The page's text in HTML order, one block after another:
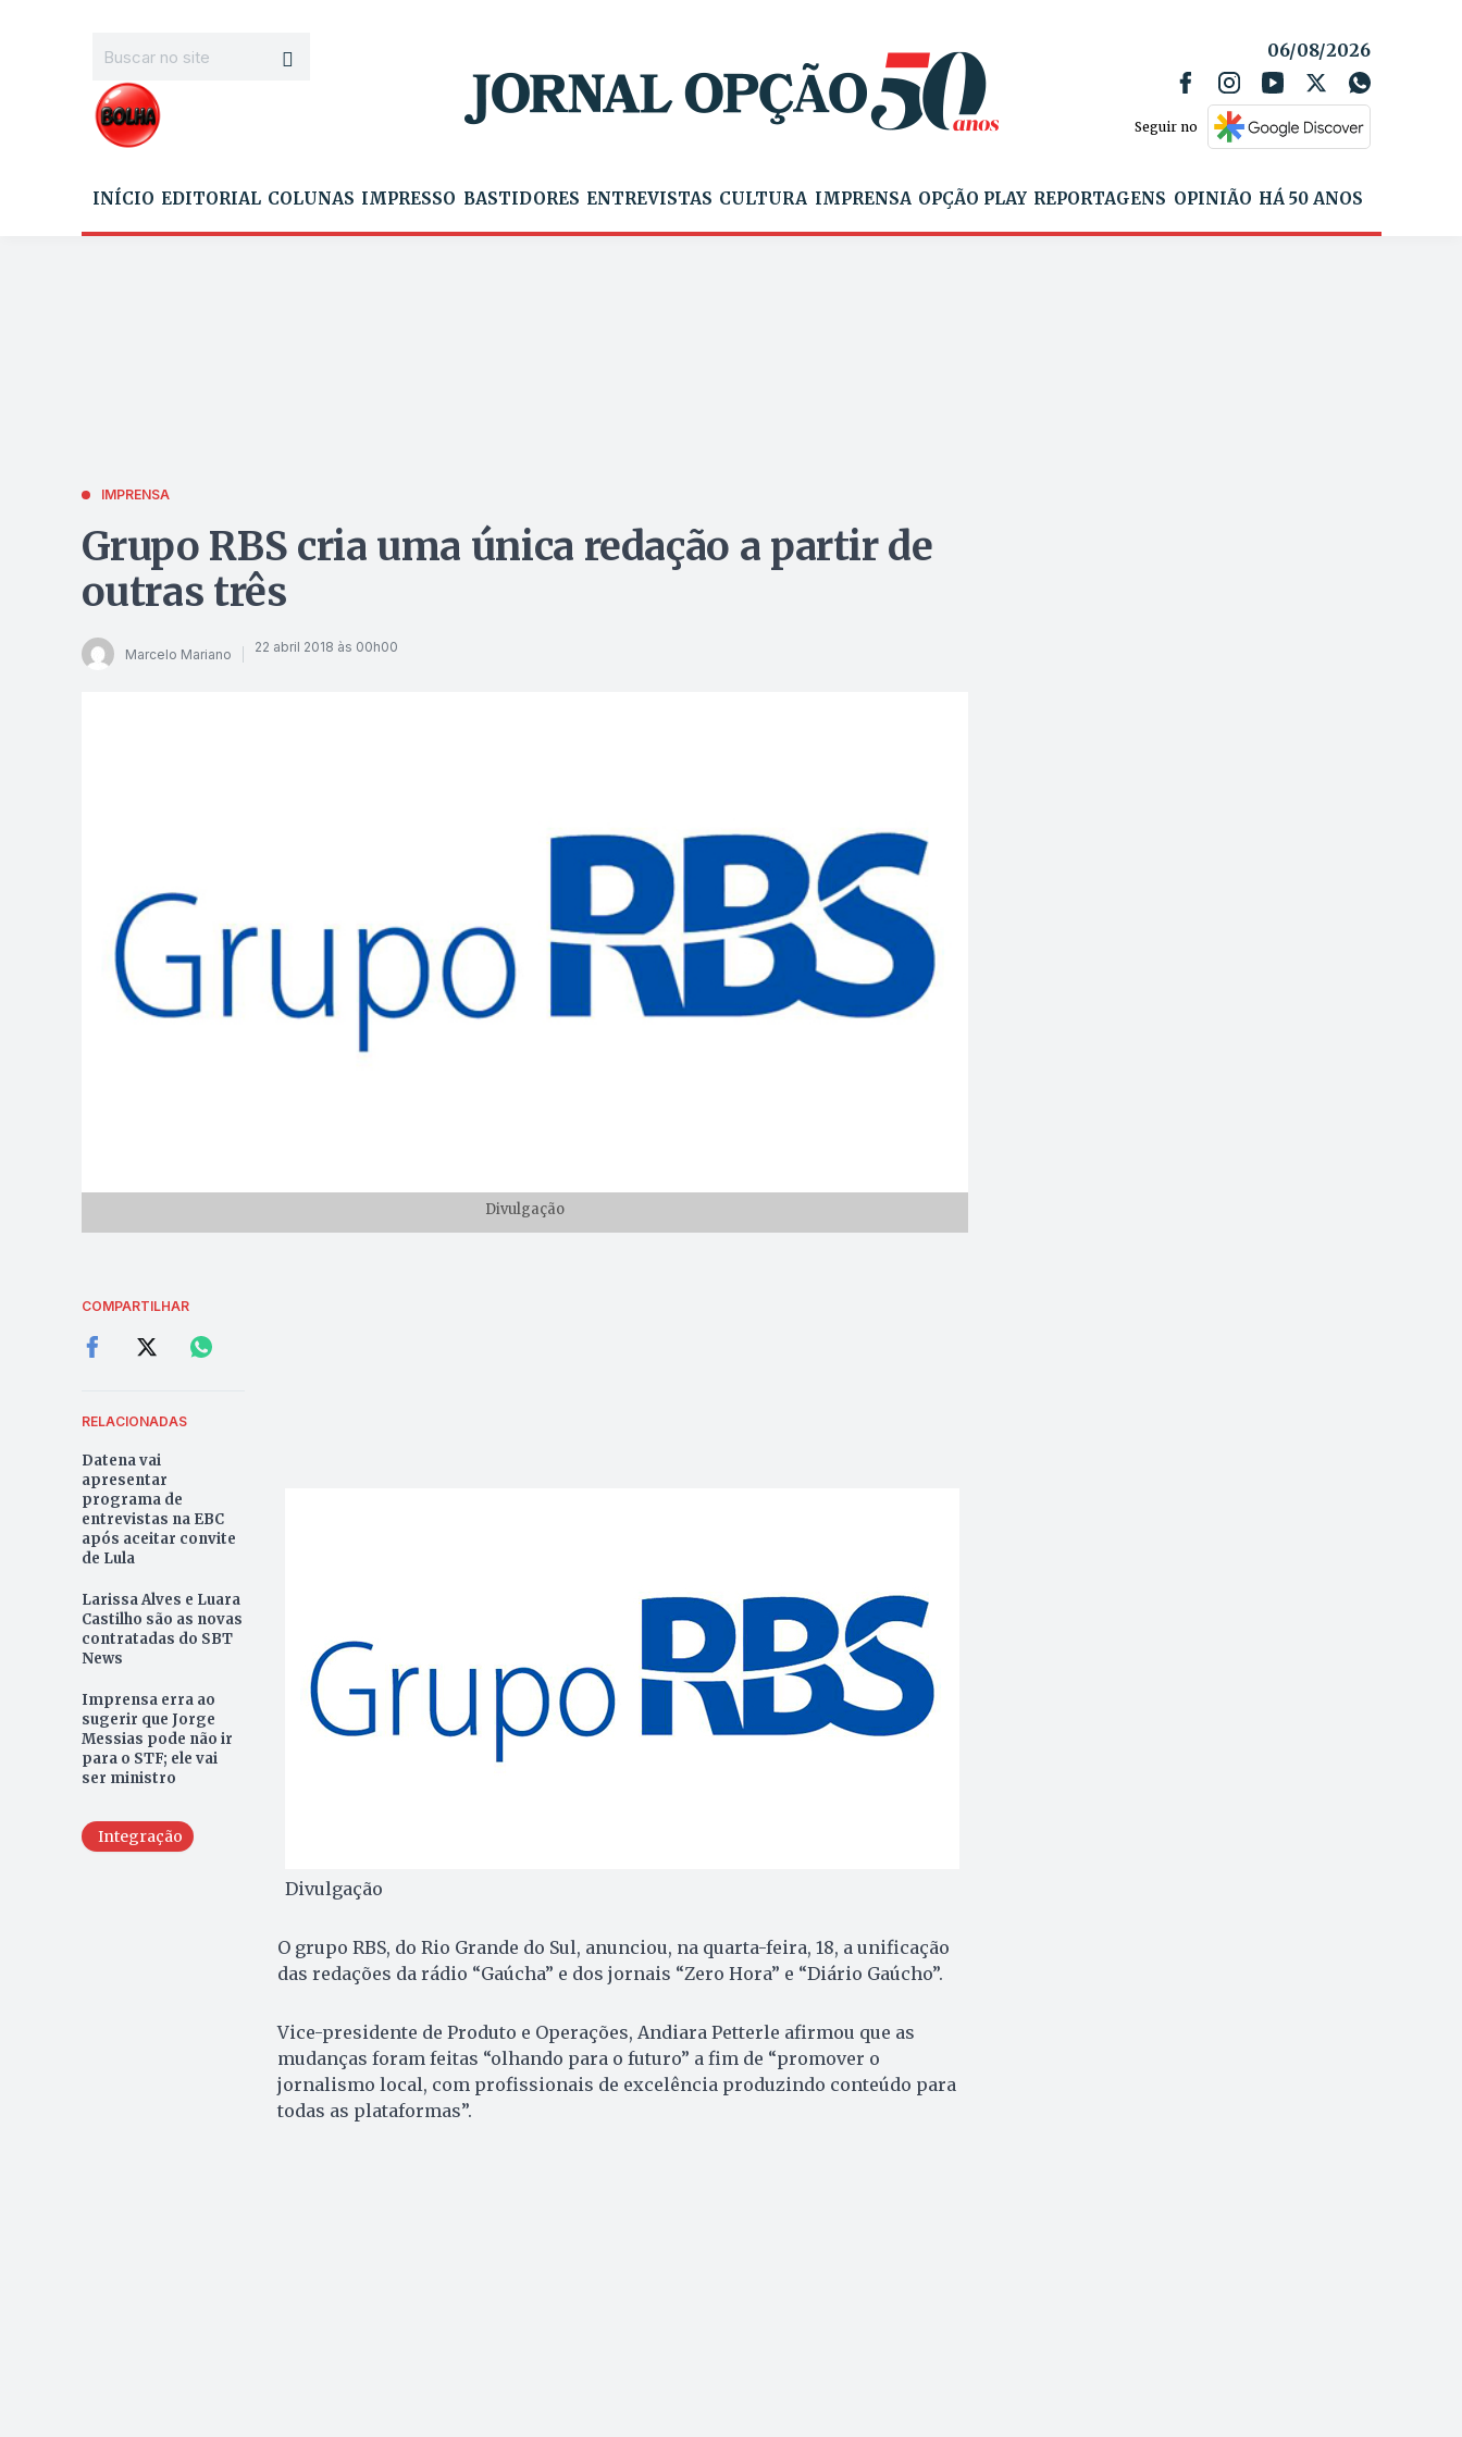
06/08/2026
Seguir no
INÍCIO EDITORIAL COLUNAS IMPRESSO BASTIDORES ENTREVISTAS CULTURA IMPRENSA OPÇÃO PLAY REPORTAGENS OPINIÃO HÁ 50 ANOS
IMPRENSA
Grupo RBS cria uma única redação a partir de
outras três
Marcelo Mariano 22 abril 2018 às 00h00
Divulgação
COMPARTILHAR
RELACIONADAS
Datena vai
apresentar
programa de
entrevistas na EBC
após aceitar convite
de Lula
Larissa Alves e Luara
Castilho são as novas
contratadas do SBT
News
Imprensa erra ao
sugerir que Jorge
Messias pode não ir
para o STF; ele vai
ser ministro
Integração
Divulgação
O grupo RBS, do Rio Grande do Sul, anunciou, na quarta-feira, 18, a unificação
das redações da rádio “Gaúcha” e dos jornais “Zero Hora” e “Diário Gaúcho”.
Vice-presidente de Produto e Operações, Andiara Petterle afirmou que as
mudanças foram feitas “olhando para o futuro” a fim de “promover o
jornalismo local, com profissionais de excelência produzindo conteúdo para
todas as plataformas”.